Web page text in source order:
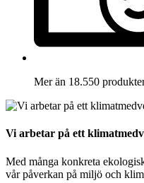
Mer än 18.550
Vi arbetar på ett
Med många konkreta
vår påverkan på miljö och